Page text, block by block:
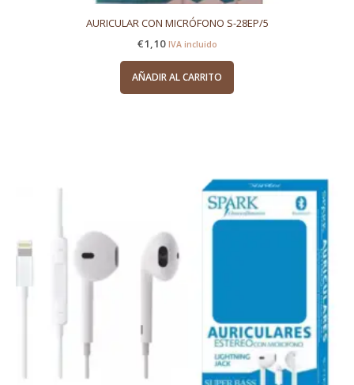
AURICULAR CON MICRÓFONO S-28EP/5
€1,10 IVA incluido
AÑADIR AL CARRITO